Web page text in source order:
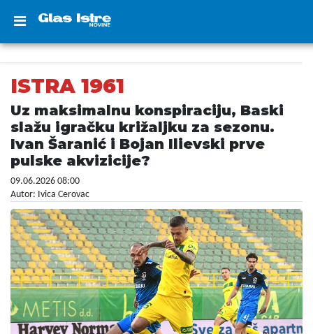
ISTRA 1961
Uz maksimalnu konspiraciju, Baski
slažu igračku križaljku za sezonu.
Ivan Šaranić i Bojan Ilievski prve
pulske akvizicije?
09.06.2026 08:00
Autor: Ivica Cerovac